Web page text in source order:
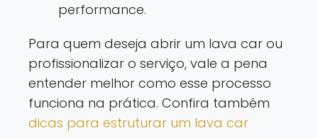
performance.
Para quem deseja abrir um lava car ou
profissionalizar o serviço, vale a pena
entender melhor como esse processo
funciona na prática. Confira também
dicas para estruturar um lava car